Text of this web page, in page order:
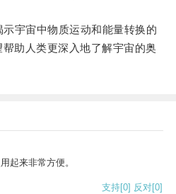
宇宙中物质运动和能量转换的
助人类更深入地了解宇宙的奥
起来非常方便。
支持[0] 反对[0]